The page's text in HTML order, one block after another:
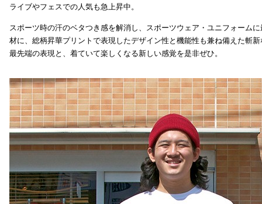
ライブやフェスでの人気も急上昇中。
スポーツ時の汗のベタつき感を解消し、スポーツウェア・ユニフォーム
材に、総柄昇華プリントで表現したデザイン性と機能性も兼ね備えた斬
最先端の表現と、着ていて楽しくなる新しい感覚を是非ぜひ。